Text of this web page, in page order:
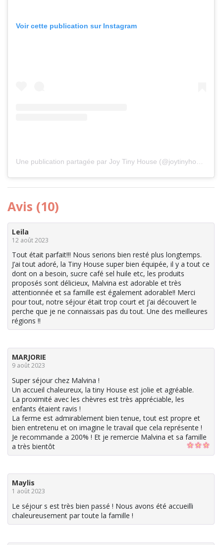
Voir cette publication sur Instagram
Avis (10)
Leila
12 août 2023
Tout était parfait!!! Nous serions bien resté plus longtemps.
J’ai tout adoré, la Tiny House super bien équipée, il y a tout ce
dont on a besoin, sucre café sel huile etc, les produits
proposés sont délicieux, Malvina est adorable et très
attentionnée et sa famille est également adorable!! Merci
pour tout, notre séjour était trop court et j’ai découvert le
perche que je ne connaissais pas du tout. Une des meilleures
régions !!
MARJORIE
9 août 2023
Super séjour chez Malvina !
Un accueil chaleureux, la tiny House est jolie et agréable.
La proximité avec les chèvres est très appréciable, les
enfants étaient ravis !
La ferme est admirablement bien tenue, tout est propre et
bien entretenu et on imagine le travail que cela représente !
Je recommande a 200% ! Et je remercie Malvina et sa famille
a très bientôt
Maylis
1 août 2023
Le séjour s est très bien passé ! Nous avons été accueilli
chaleureusement par toute la famille !